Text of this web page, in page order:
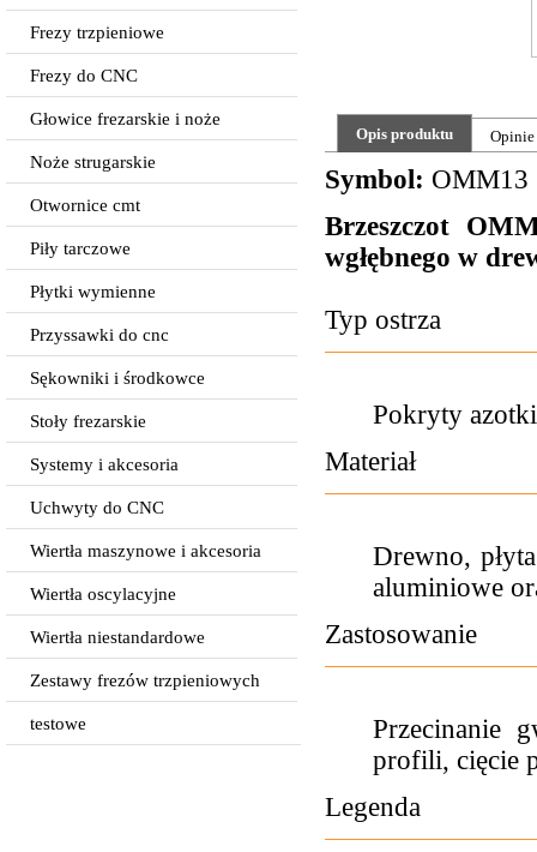
Frezy trzpieniowe
Frezy do CNC
Głowice frezarskie i noże
Noże strugarskie
Otwornice cmt
Piły tarczowe
Płytki wymienne
Przyssawki do cnc
Sękowniki i środkowce
Stoły frezarskie
Systemy i akcesoria
Uchwyty do CNC
Wiertła maszynowe i akcesoria
Wiertła oscylacyjne
Wiertła niestandardowe
Zestawy frezów trzpieniowych
testowe
Opis produktu Opinie
Symbol: OMM13
Brzeszczot
wgłębnego w
Typ ostrza
Pokryty
Materiał
Drewno,
aluminiowe
Zastosowanie
Przecinanie
profili, cięcie
Legenda